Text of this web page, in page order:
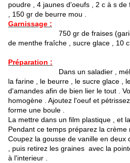
poudre , 4 jaunes d'oeufs , 2 c à s
, 150 gr de beurre mou .
Garnissage :
750 gr de fraises
de menthe fraîche , sucre glace , 10
Préparation :
Dans un saladier ,
la farine , le beurre , le sucre glace ,
d'amandes afin de bien lier le tout .
homogène . Ajoutez l'oeuf et
forme une boule .
La mettre dans un film plastique , et
Pendant ce temps préparez la crème
Coupez la gousse de vanille en deux
, puis retirez les graines avec la
à l'interieur .